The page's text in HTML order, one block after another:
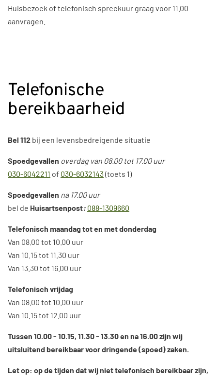
Huisbezoek of telefonisch spreekuur graag voor 11.00
aanvragen.
Telefonische
bereikbaarheid
Bel 112 bij een levensbedreigende situatie
Spoedgevallen overdag van 08.00 tot 17.00 uur
030-6042211 of 030-6032143(toets 1)
Spoedgevallen na 17.00 uur
bel de Huisartsenpost: 088-1309660
Telefonisch maandag tot en met donderdag
Van 08.00 tot 10.00 uur
Van 10.15 tot 11.30 uur
Van 13.30 tot 16.00 uur
Telefonisch vrijdag
Van 08.00 tot 10.00 uur
Van 10.15 tot 12.00 uur
Tussen 10.00 - 10.15, 11.30 - 13.30 en na 16.00 zijn wij
uitsluitend bereikbaar voor dringende (spoed) zaken.
Let op: op de tijden dat wij niet telefonisch bereikbaar zijn,